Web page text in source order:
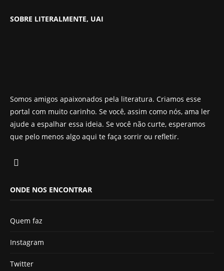
SOBRE LITERALMENTE, UAI
Somos amigos apaixonados pela literatura. Criamos esse
portal com muito carinho. Se você, assim como nós, ama ler
ajude a espalhar essa ideia. Se você não curte, esperamos
que pelo menos algo aqui te faça sorrir ou refletir.
ONDE NOS ENCONTRAR
Quem faz
Instagram
Twitter